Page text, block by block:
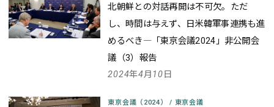
北朝鮮との対話再開は不可欠。ただ
し、時間は与えず、日米韓軍事連携も進
めるべき―「東京会議2024」非公開会
議（3）報告
2024年4月10日
東京会議（2024）/ 東京会議